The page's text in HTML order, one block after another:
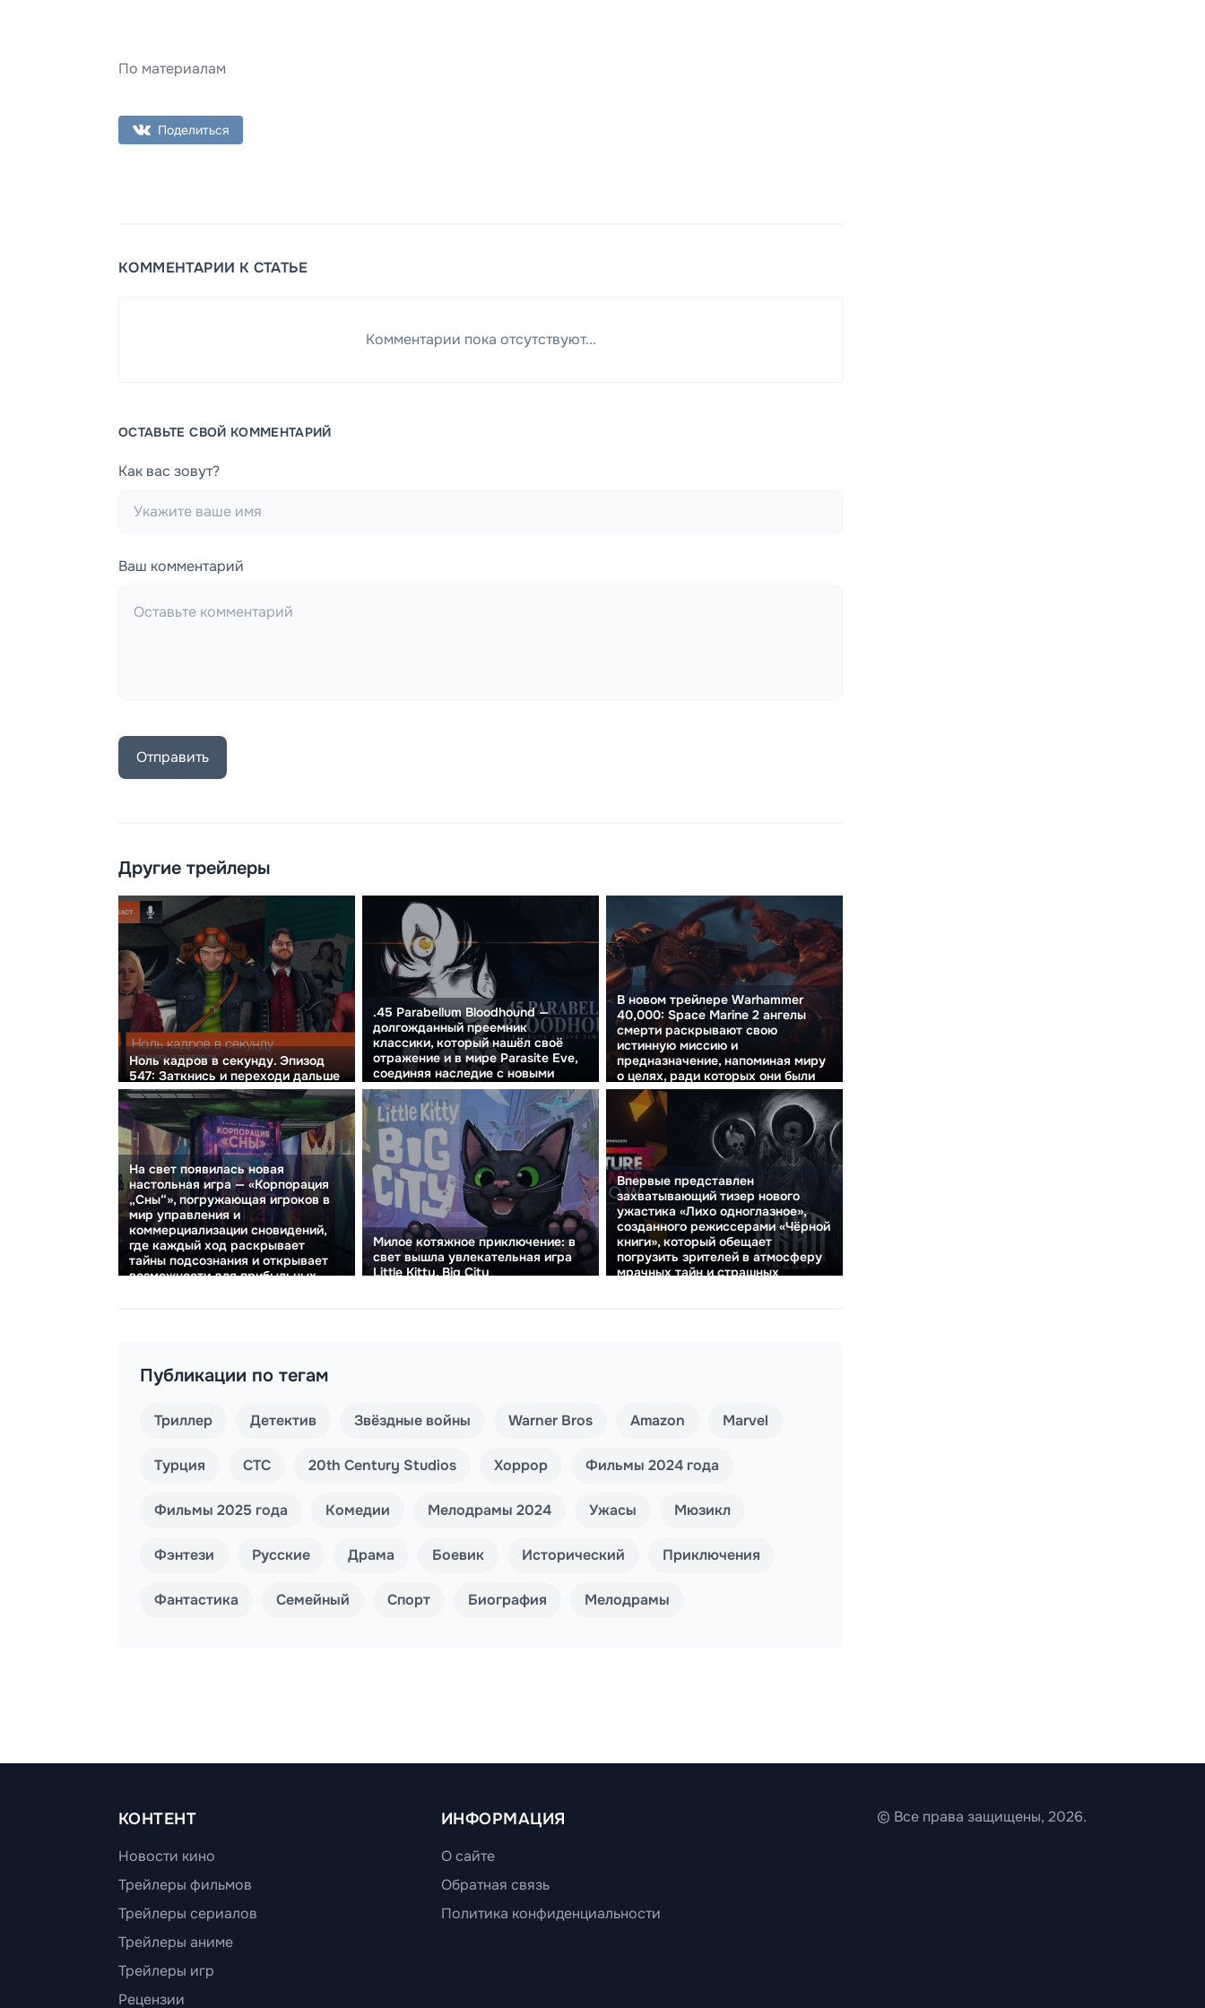
По материалам
Поделиться
КОММЕНТАРИИ К СТАТЬЕ
Комментарии пока отсутствуют...
ОСТАВЬТЕ СВОЙ КОММЕНТАРИЙ
Как вас зовут?
Ваш комментарий
Отправить
Другие трейлеры
Ноль кадров в секунду. Эпизод
547: Заткнись и переходи дальше
.45 Parabellum Bloodhound —
долгожданный преемник
классики, который нашёл своё
отражение и в мире Parasite Eve,
соединяя наследие с новыми
горизонтом.
В новом трейлере Warhammer
40,000: Space Marine 2 ангелы
смерти раскрывают свою
истинную миссию и
предназначение, напоминая миру
о целях, ради которых они были
созданы.
На свет появилась новая
настольная игра — «Корпорация
„Сны“», погружающая игроков в
мир управления и
коммерциализации сновидений,
где каждый ход раскрывает
тайны подсознания и открывает
возможности для прибыльных
Милое котяжное приключение: в
свет вышла увлекательная игра
Little Kitty, Big City
Впервые представлен
захватывающий тизер нового
ужастика «Лихо одноглазное»,
созданного режиссерами «Чёрной
книги», который обещает
погрузить зрителей в атмосферу
мрачных тайн и страшных
Публикации по тегам
Триллер Детектив Звёздные войны Warner Bros Amazon Marvel
Турция СТС 20th Century Studios Хоррор Фильмы 2024 года
Фильмы 2025 года Комедии Мелодрамы 2024 Ужасы Мюзикл
Фэнтези Русские Драма Боевик Исторический Приключения
Фантастика Семейный Спорт Биография Мелодрамы
КОНТЕНТ
Новости кино
Трейлеры фильмов
Трейлеры сериалов
Трейлеры аниме
Трейлеры игр
Рецензии
ИНФОРМАЦИЯ
О сайте
Обратная связь
Политика конфиденциальности
© Все права защищены, 2026.